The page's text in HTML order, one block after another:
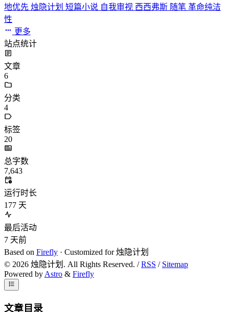
地优先 烛隐计划 短篇小说 自我审视 西西弗斯 随笔 革命纯洁
性
更多
站点统计
文章
6
分类
4
标签
20
总字数
7,643
运行时长
177 天
最后活动
7 天前
Based on Firefly · Customized for 烛隐计划
© 2026 烛隐计划. All Rights Reserved. /RSS / Sitemap
Powered byAstro & Firefly
文章目录